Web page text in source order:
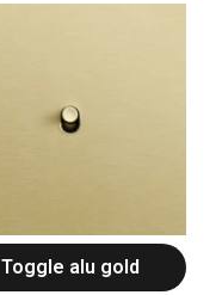
Toggle alu gold